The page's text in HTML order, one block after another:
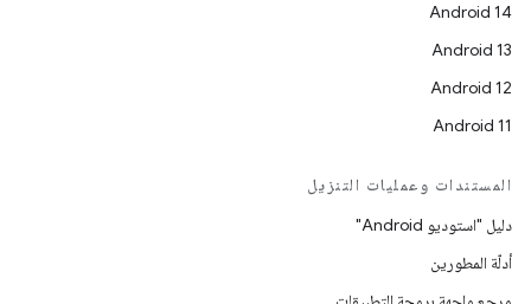
Android 14
Android 13
Android 12
Android 11
المستندات وعمليات التنزيل
دليل "استوديو Android"
أدلّة المطورين